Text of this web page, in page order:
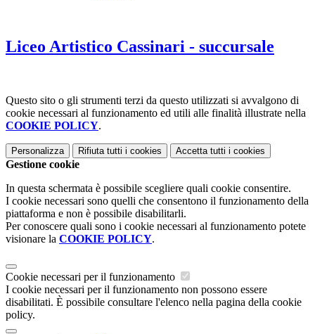
Liceo Artistico Cassinari - succursale
Questo sito o gli strumenti terzi da questo utilizzati si avvalgono di
cookie necessari al funzionamento ed utili alle finalità illustrate nella
COOKIE POLICY.
Personalizza Rifiuta tutti i cookies Accetta tutti i cookies
Gestione cookie
In questa schermata è possibile scegliere quali cookie consentire.
I cookie necessari sono quelli che consentono il funzionamento della
piattaforma e non è possibile disabilitarli.
Per conoscere quali sono i cookie necessari al funzionamento potete
visionare la COOKIE POLICY.
Cookie necessari per il funzionamento
I cookie necessari per il funzionamento non possono essere
disabilitati. È possibile consultare l'elenco nella pagina della cookie
policy.